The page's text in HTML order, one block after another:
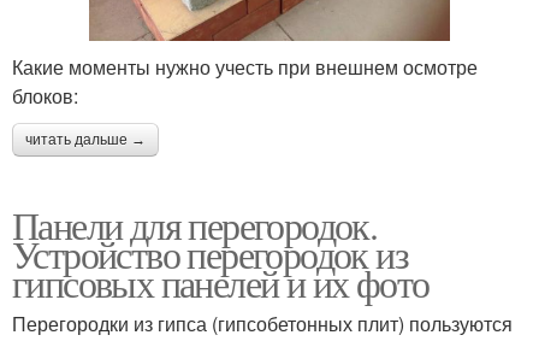
Какие моменты нужно учесть при внешнем осмотре
блоков:
читать дальше →
Панели для перегородок.
Устройство перегородок из
гипсовых панелей и их фото
Перегородки из гипса (гипсобетонных плит) пользуются